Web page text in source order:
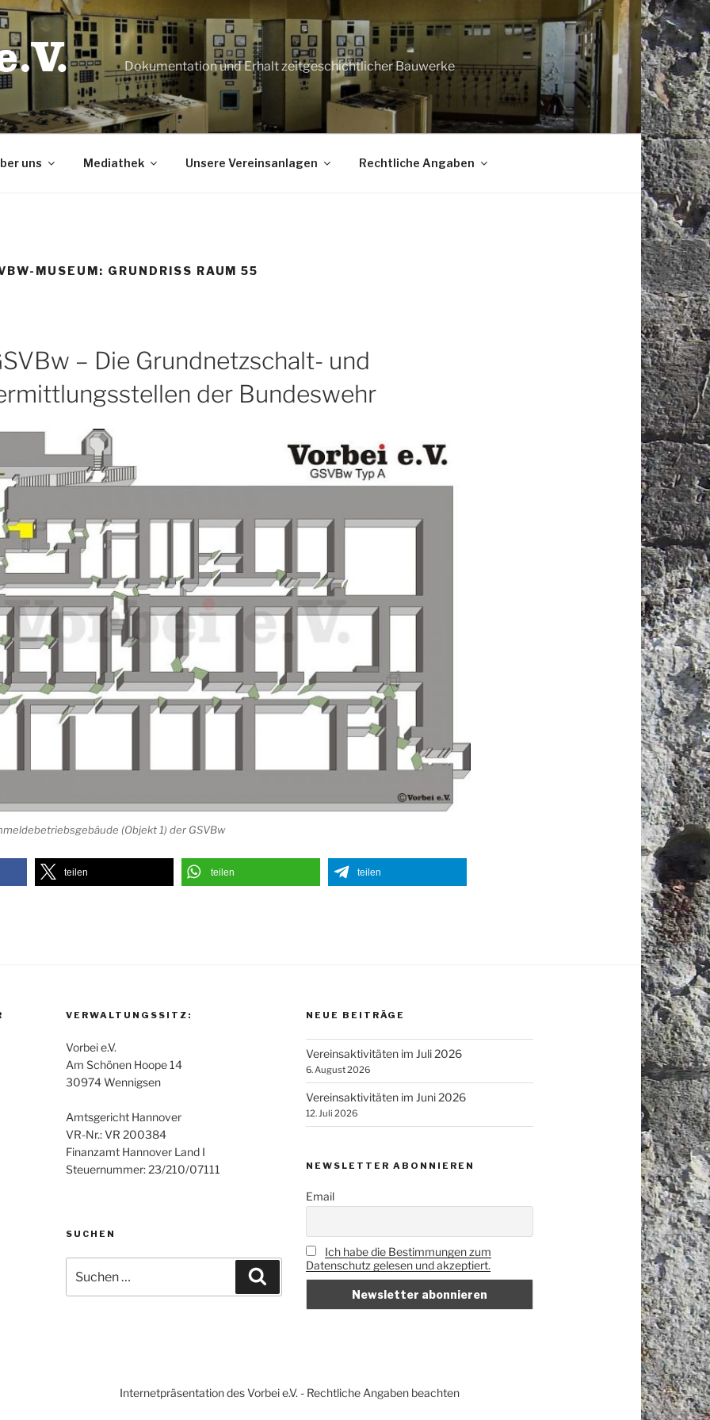
Dokumentation und Erhalt zeitgeschichtlicher Bauwerke
uns Mediathek Unsere Vereinsanlagen Rechtliche Angaben
MUSEUM: GRUNDRISS RAUM 55
– Die Grundnetzschalt- und
der Bundeswehr
(Objekt 1) der GSVBw
teilen teilen teilen
VERWALTUNGSSITZ:
Vorbei e.V.
Am Schönen Hoope 14
30974 Wennigsen
Amtsgericht Hannover
VR-Nr.: VR 200384
Finanzamt Hannover Land I
Steuernummer: 23/210/07111
SUCHEN
nach:
Suchen
NEUE BEITRÄGE
Vereinsaktivitäten im Juli 2026
6. August 2026
Vereinsaktivitäten im Juni 2026
12. Juli 2026
NEWSLETTER ABONNIEREN
Email
Ich habe die Bestimmungen zum
Datenschutz gelesen und akzeptiert.
Internetpräsentation des Vorbei e.V. - Rechtliche Angaben beachten